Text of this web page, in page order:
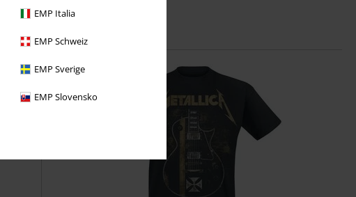
EMP Italia
EMP Schweiz
EMP Sverige
EMP Slovensko